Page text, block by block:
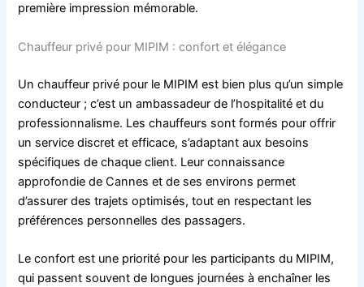
première impression mémorable.
Chauffeur privé pour MIPIM : confort et élégance
Un chauffeur privé pour le MIPIM est bien plus qu’un simple
conducteur ; c’est un ambassadeur de l’hospitalité et du
professionnalisme. Les chauffeurs sont formés pour offrir
un service discret et efficace, s’adaptant aux besoins
spécifiques de chaque client. Leur connaissance
approfondie de Cannes et de ses environs permet
d’assurer des trajets optimisés, tout en respectant les
préférences personnelles des passagers.
Le confort est une priorité pour les participants du MIPIM,
qui passent souvent de longues journées à enchaîner les